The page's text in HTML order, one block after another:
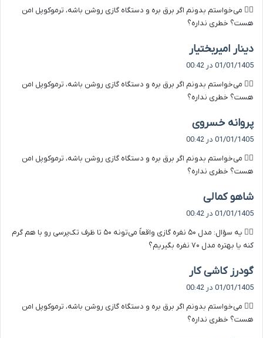
۹️⃣ می‌خواستم بدونم اگر برق بره و دستگاه گازی روشن باشه، ترموکوپل امن
هست؟ خطری نداره؟
دینار امیربختیار
ف
:
01/01/1405 در 00:42
۹️⃣ می‌خواستم بدونم اگر برق بره و دستگاه گازی روشن باشه، ترموکوپل امن
هست؟ خطری نداره؟
پروانه خسروی
ف
:
01/01/1405 در 00:42
۹️⃣ می‌خواستم بدونم اگر برق بره و دستگاه گازی روشن باشه، ترموکوپل امن
هست؟ خطری نداره؟
شاهو کمالی
ف
:
01/01/1405 در 00:42
۴️⃣ یه سؤال: مدل ۵۰ نفره گازی واقعاً می‌تونه ۵۰ تا ظرف تک‌پرسی رو با هم گرم
کنه یا بهتره مدل ۷۰ نفره بگیریم؟
گودرز کاشی کار
ف
:
01/01/1405 در 00:42
۹️⃣ می‌خواستم بدونم اگر برق بره و دستگاه گازی روشن باشه، ترموکوپل امن
هست؟ خطری نداره؟